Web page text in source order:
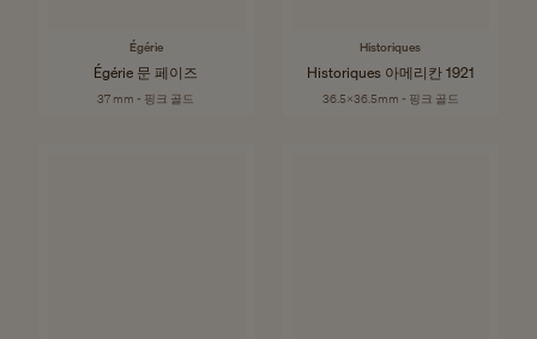
Égérie
Égérie 문 페이즈
37 mm - 핑크 골드
Historiques
Historiques 아메리칸 1921
36.5x36.5mm - 핑크 골드